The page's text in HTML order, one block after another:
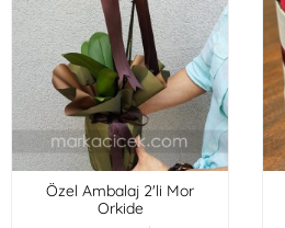
Özel Ambalaj 2'li Mor
Orkide